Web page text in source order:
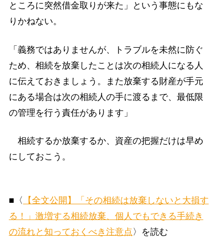
ところに突然借金取りが来た」という事態にもな
りかねない。
「義務ではありませんが、トラブルを未然に防ぐ
ため、相続を放棄したことは次の相続人になる人
に伝えておきましょう。また放棄する財産が手元
にある場合は次の相続人の手に渡るまで、最低限
の管理を行う責任があります」
相続するか放棄するか、資産の把握だけは早め
にしておこう。
■〈 【全文公開】「その相続は放棄しないと大損す
る！」激増する相続放棄、個人でもできる手続き
の流れと知っておくべき注意点〉を読む